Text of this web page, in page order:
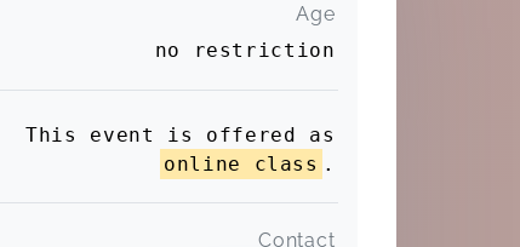
Age
no restriction
This event is offered as
online class .
Contact